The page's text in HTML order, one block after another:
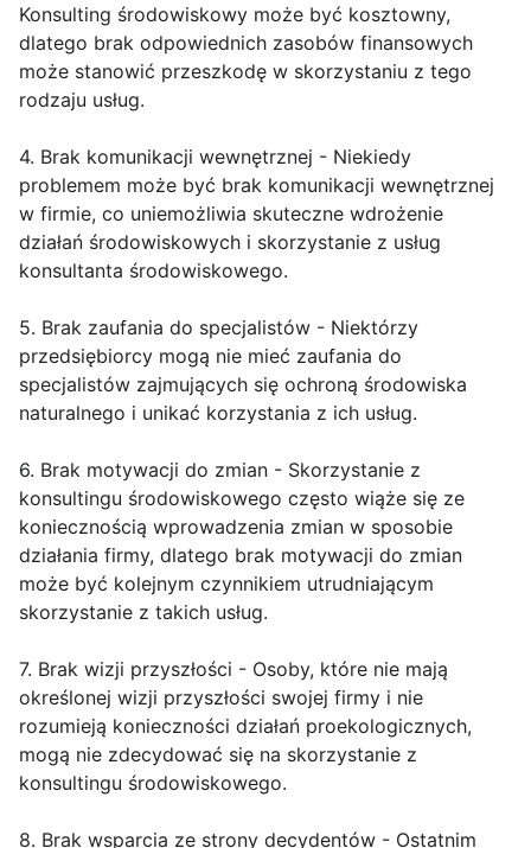
Konsulting środowiskowy może być kosztowny,
dlatego brak odpowiednich zasobów finansowych
może stanowić przeszkodę w skorzystaniu z tego
rodzaju usług.
4. Brak komunikacji wewnętrznej - Niekiedy
problemem może być brak komunikacji wewnętrznej
w firmie, co uniemożliwia skuteczne wdrożenie
działań środowiskowych i skorzystanie z usług
konsultanta środowiskowego.
5. Brak zaufania do specjalistów - Niektórzy
przedsiębiorcy mogą nie mieć zaufania do
specjalistów zajmujących się ochroną środowiska
naturalnego i unikać korzystania z ich usług.
6. Brak motywacji do zmian - Skorzystanie z
konsultingu środowiskowego często wiąże się ze
koniecznością wprowadzenia zmian w sposobie
działania firmy, dlatego brak motywacji do zmian
może być kolejnym czynnikiem utrudniającym
skorzystanie z takich usług.
7. Brak wizji przyszłości - Osoby, które nie mają
określonej wizji przyszłości swojej firmy i nie
rozumieją konieczności działań proekologicznych,
mogą nie zdecydować się na skorzystanie z
konsultingu środowiskowego.
8. Brak wsparcia ze strony decydentów - Ostatnim